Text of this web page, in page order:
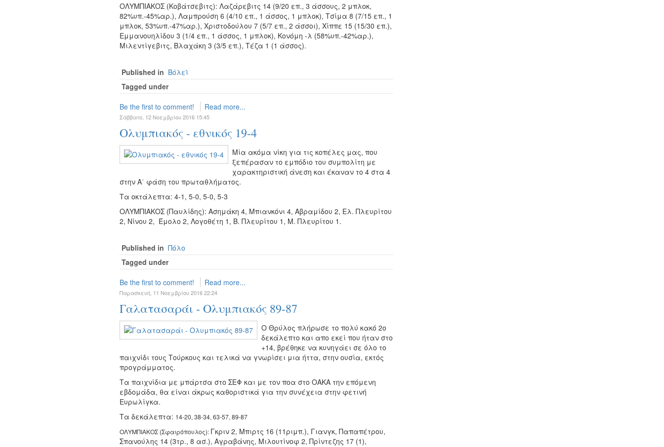
ΟΛΥΜΠΙΑΚΟΣ (Κοβάτσεβιτς): Λαζάρεβιτς 14 (9/20 επ., 3 άσσους, 2 μπλοκ,
82%υπ.-45%αρ.), Λαμπρούση 6 (4/10 επ., 1 άσσος, 1 μπλοκ), Τσίμα 8 (7/15 επ., 1
μπλοκ, 53%υπ.-47%αρ.), Χριστοδούλου 7 (5/7 επ., 2 άσσοι), Χίππε 15 (15/30 επ.),
Εμμανουηλίδου 3 (1/4 επ., 1 άσσος, 1 μπλοκ), Κονόμη -λ (58%υπ.-42%αρ.),
Μιλεντίγεβιτς, Βλαχάκη 3 (3/5 επ.), Τέζα 1 (1 άσσος).
Published in Βόλεϊ
Tagged under
Be the first to comment! Read more...
Σάββατο, 12 Νοεμβρίου 2016 15:45
Ολυμπιακός - εθνικός 19-4
Μία ακόμα νίκη για τις κοπέλες μας, που
ξεπέρασαν το εμπόδιο του συμπολίτη με
χαρακτηριστική άνεση και έκαναν το 4 στα 4
στην Α΄ φάση του πρωταθλήματος.
Τα οκτάλεπτα: 4-1, 5-0, 5-0, 5-3
ΟΛΥΜΠΙΑΚΟΣ (Παυλίδης): Ασημάκη 4, Μπιανκόνι 4, Αβραμίδου 2, Ελ. Πλευρίτου
2, Νίνου 2, Έμολο 2, Λογοθέτη 1, Β. Πλευρίτου 1, Μ. Πλευρίτου 1.
Published in Πόλο
Tagged under
Be the first to comment! Read more...
Παρασκευή, 11 Νοεμβρίου 2016 22:24
Γαλατασαράι - Ολυμπιακός 89-87
Ο Θρύλος πλήρωσε το πολύ κακό 2ο
δεκάλεπτο και απο εκεί που ήταν στο
+14, βρέθηκε να κυνηγάει σε όλο το
παιχνίδι τους Τούρκους και τελικά να γνωρίσει μια ήττα, στην ουσία, εκτός
προγράμματος.
Τα παιχνίδια με μπάρτσα στο ΣΕΦ και με τον ποα στο ΟΑΚΑ την επόμενη
εβδομάδα, θα είναι άκρως καθοριστικά για την συνέχεια στην φετινή
Ευρωλίγκα.
Τα δεκάλεπτα: 14-20, 38-34, 63-57, 89-87
ΟΛΥΜΠΙΑΚΟΣ (Σφαιρόπουλος): Γκριν 2, Μπιρτς 16 (11ριμπ.), Γιανγκ, Παπαπέτρου,
Σπανούλης 14 (3τρ., 8 ασ.), Αγραβάνης, Μιλουτίνοφ 2, Πρίντεζης 17 (1),